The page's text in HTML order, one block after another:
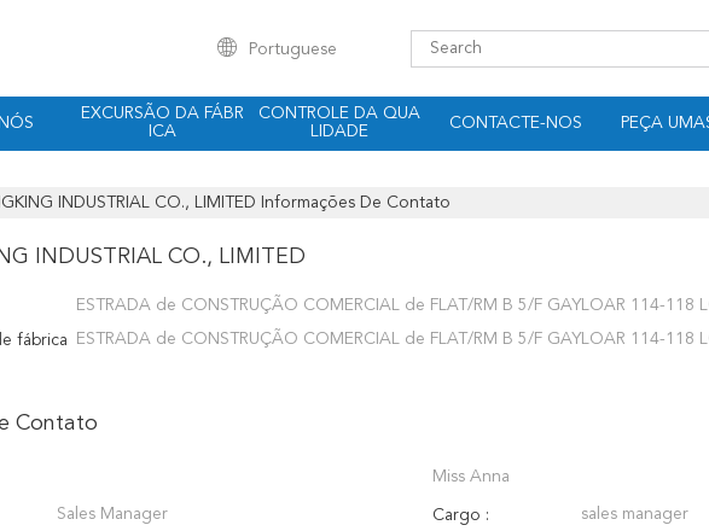
Portuguese
EXCURSÃO DA FÁBR
ICA
CONTROLE DA QUA
LIDADE
CONTACTE-NOS PEÇA
INDUSTRIAL CO., LIMITED Informações De Contato
INDUSTRIAL CO., LIMITED
ESTRADA de CONSTRUÇÃO COMERCIAL de FLAT/RM B 5/F GAYLOAR 114-118
fábrica
ESTRADA de CONSTRUÇÃO COMERCIAL de FLAT/RM B 5/F GAYLOAR 114-118
Contato
Sales Manager
Miss Anna
Cargo : sales manager